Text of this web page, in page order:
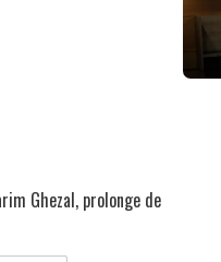
Ghezal, prolonge de